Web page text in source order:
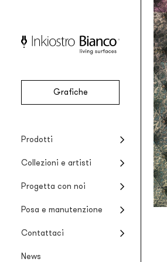
Grafiche
Prodotti
Vinile
EQ·dekor
Rivestimento in viscosa
Raw
Collezioni e artisti
Collezioni stagionali
Collezioni special edition
Artisti e designers
Stili suggeriti
Progetta con noi
Progetti
Ristrutturare le zone umide
Posa e manutenzione
Posa del prodotto
Cura del prodotto
Contattaci
Azienda
News